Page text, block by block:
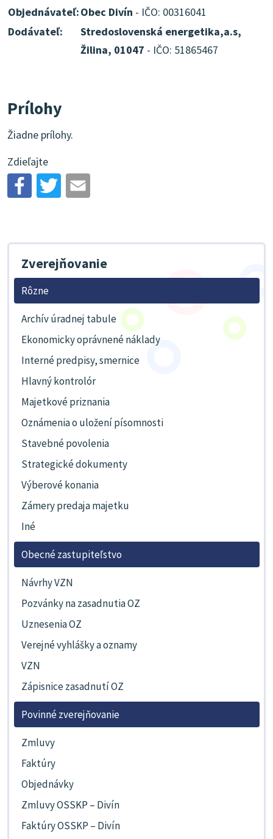
Objednávateľ:Obec Divín - IČO: 00316041
Dodávateľ:
Stredoslovenská energetika,a.s,
Žilina, 01047 - IČO: 51865467
Prílohy
Žiadne prílohy.
Zdieľajte
Zverejňovanie
Rôzne
Archív úradnej tabule
Ekonomicky oprávnené náklady
Interné predpisy, smernice
Hlavný kontrolór
Majetkové priznania
Oznámenia o uložení písomnosti
Stavebné povolenia
Strategické dokumenty
Výberové konania
Zámery predaja majetku
Iné
Obecné zastupiteľstvo
Návrhy VZN
Pozvánky na zasadnutia OZ
Uznesenia OZ
Verejné vyhlášky a oznamy
VZN
Zápisnice zasadnutí OZ
Povinné zverejňovanie
Zmluvy
Faktúry
Objednávky
Zmluvy OSSKP – Divín
Faktúry OSSKP – Divín